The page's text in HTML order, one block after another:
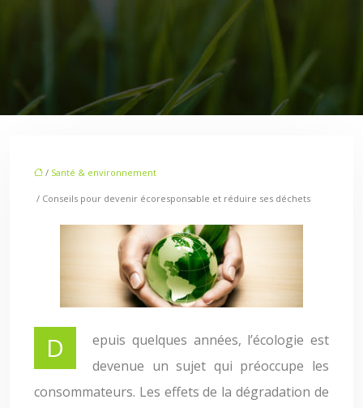
/ Santé & environnement
/ Conseils pour devenir écoresponsable et réduire ses déchets
Depuis quelques années, l’écologie est
devenue un sujet qui préoccupe les
consommateurs. Les effets de la dégradation de